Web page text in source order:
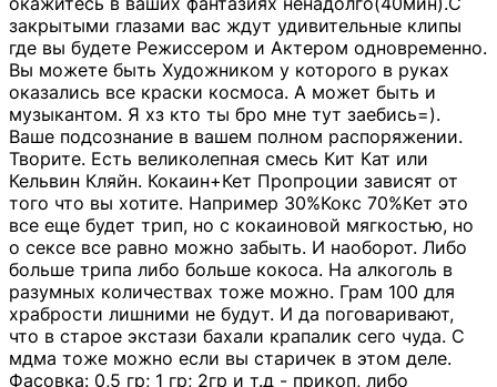
закрытыми глазами вас ждут удивительные клипы
где вы будете Режиссером и Актером одновременно.
Вы можете быть Художником у которого в руках
оказались все краски космоса. А может быть и
музыкантом. Я хз кто ты бро мне тут заебись=).
Ваше подсознание в вашем полном распоряжении.
Творите. Есть великолепная смесь Кит Кат или
Кельвин Кляйн. Кокаин+Кет Пропроции зависят от
того что вы хотите. Например 30%Кокс 70%Кет это
все еще будет трип, но с кокаиновой мягкостью, но
о сексе все равно можно забыть. И наоборот. Либо
больше трипа либо больше кокоса. На алкоголь в
разумных количествах тоже можно. Грам 100 для
храбрости лишними не будут. И да поговаривают,
что в старое экстази бахали крапалик сего чуда. С
мдма тоже можно если вы старичек в этом деле.
Фасовка: 0,5 гр; 1 гр; 2гр и т.д - прикоп, либо